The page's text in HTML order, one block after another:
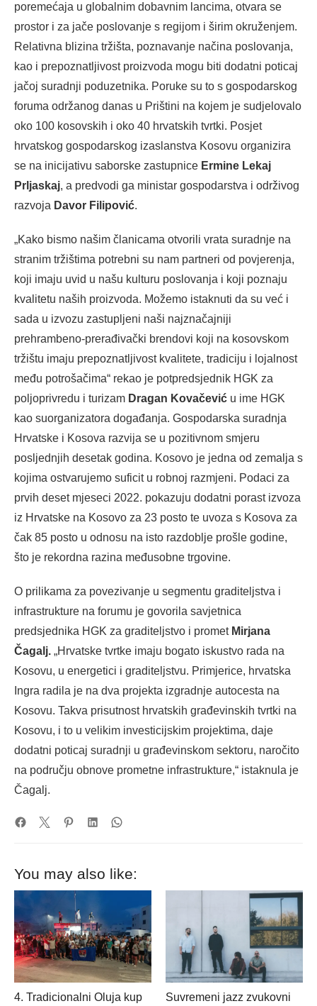
poremećaja u globalnim dobavnim lancima, otvara se
prostor i za jače poslovanje s regijom i širim okruženjem.
Relativna blizina tržišta, poznavanje načina poslovanja,
kao i prepoznatljivost proizvoda mogu biti dodatni poticaj
jačoj suradnji poduzetnika. Poruke su to s gospodarskog
foruma održanog danas u Prištini na kojem je sudjelovalo
oko 100 kosovskih i oko 40 hrvatskih tvrtki. Posjet
hrvatskog gospodarskog izaslanstva Kosovu organizira
se na inicijativu saborske zastupnice Ermine Lekaj
Prljaskaj, a predvodi ga ministar gospodarstva i održivog
razvoja Davor Filipović.
„Kako bismo našim članicama otvorili vrata suradnje na
stranim tržištima potrebni su nam partneri od povjerenja,
koji imaju uvid u našu kulturu poslovanja i koji poznaju
kvalitetu naših proizvoda. Možemo istaknuti da su već i
sada u izvozu zastupljeni naši najznačajniji
prehrambeno-prerađivački brendovi koji na kosovskom
tržištu imaju prepoznatljivost kvalitete, tradiciju i lojalnost
među potrošačima“ rekao je potpredsjednik HGK za
poljoprivredu i turizam Dragan Kovačević u ime HGK
kao suorganizatora događanja. Gospodarska suradnja
Hrvatske i Kosova razvija se u pozitivnom smjeru
posljednjih desetak godina. Kosovo je jedna od zemalja s
kojima ostvarujemo suficit u robnoj razmjeni. Podaci za
prvih deset mjeseci 2022. pokazuju dodatni porast izvoza
iz Hrvatske na Kosovo za 23 posto te uvoza s Kosova za
čak 85 posto u odnosu na isto razdoblje prošle godine,
što je rekordna razina međusobne trgovine.
O prilikama za povezivanje u segmentu graditeljstva i
infrastrukture na forumu je govorila savjetnica
predsjednika HGK za graditeljstvo i promet Mirjana
Čagalj. „Hrvatske tvrtke imaju bogato iskustvo rada na
Kosovu, u energetici i graditeljstvu. Primjerice, hrvatska
Ingra radila je na dva projekta izgradnje autocesta na
Kosovu. Takva prisutnost hrvatskih građevinskih tvrtki na
Kosovu, i to u velikim investicijskim projektima, daje
dodatni poticaj suradnji u građevinskom sektoru, naročito
na području obnove prometne infrastrukture,“ istaknula je
Čagalj.
You may also like:
4. Tradicionalni Oluja kup Suvremeni jazz zvukovni